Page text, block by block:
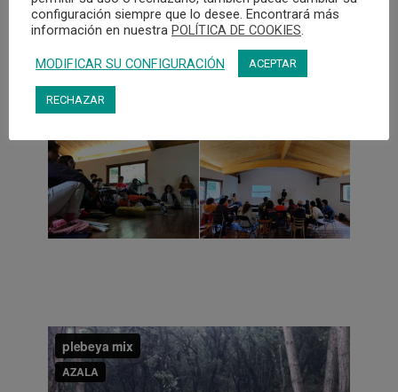
configuración siempre que lo desee. Encontrará más
información en nuestra POLÍTICA DE COOKIES.
MODIFICAR SU CONFIGURACIÓN ACEPTAR
RECHAZAR